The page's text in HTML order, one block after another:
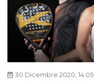
30 Dicembre 2020, 14:05